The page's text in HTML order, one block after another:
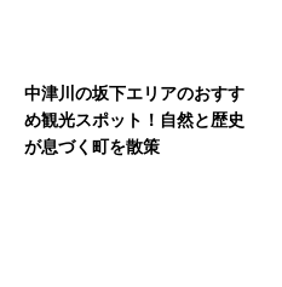
中津川の坂下エリアのおすす
め観光スポット！自然と歴史
が息づく町を散策